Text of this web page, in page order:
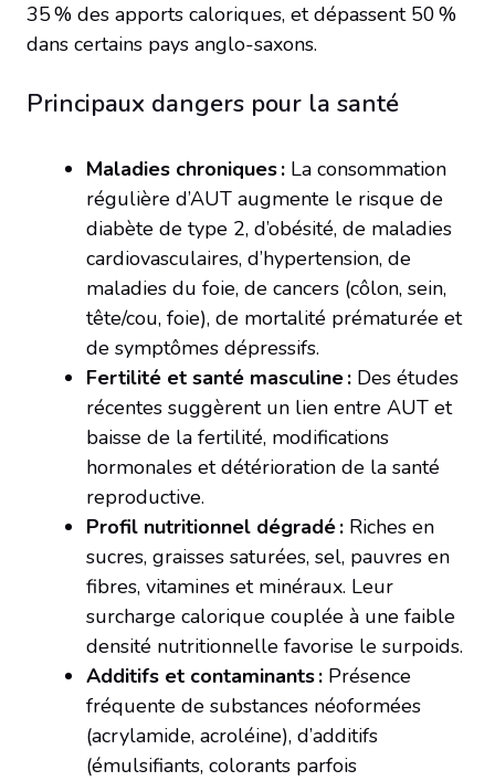
35 % des apports caloriques, et dépassent 50 %
dans certains pays anglo-saxons.
Principaux dangers pour la santé
Maladies chroniques : La consommation
régulière d’AUT augmente le risque de
diabète de type 2, d’obésité, de maladies
cardiovasculaires, d’hypertension, de
maladies du foie, de cancers (côlon, sein,
tête/cou, foie), de mortalité prématurée et
de symptômes dépressifs.
Fertilité et santé masculine : Des études
récentes suggèrent un lien entre AUT et
baisse de la fertilité, modifications
hormonales et détérioration de la santé
reproductive.
Profil nutritionnel dégradé : Riches en
sucres, graisses saturées, sel, pauvres en
fibres, vitamines et minéraux. Leur
surcharge calorique couplée à une faible
densité nutritionnelle favorise le surpoids.
Additifs et contaminants : Présence
fréquente de substances néoformées
(acrylamide, acroléine), d’additifs
(émulsifiants, colorants parfois